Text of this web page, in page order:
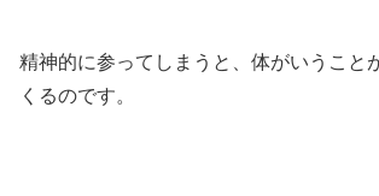
精神的に参ってしまうと、体がいうこと
くるのです。